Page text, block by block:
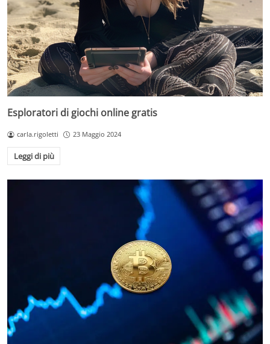
Esploratori di giochi online gratis
carla.rigoletti 23 Maggio 2024
Leggi di più